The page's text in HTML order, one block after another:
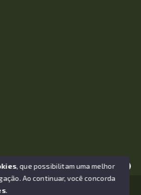
Vamos juntos nessa jornada
Losano Corretor de Imóveis -
, que possibilitam uma melhor
Ao continuar, você concorda
.